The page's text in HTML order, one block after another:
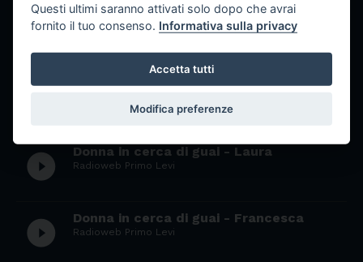
play_circle_filled La donna ieri, oggi e domani - Puntata 5
Radioweb Primo Levi
Donne in cerca di guai - Elena
play_circle_filled Donna in cerca di guai - Laura
Radioweb Primo Levi
play_circle_filled Donna in cerca di guai - Francesca
Radioweb Primo Levi
Questi ultimi saranno attivati solo dopo che avrai
fornito il tuo consenso. Informativa sulla privacy
Accetta tutti
Modifica preferenze